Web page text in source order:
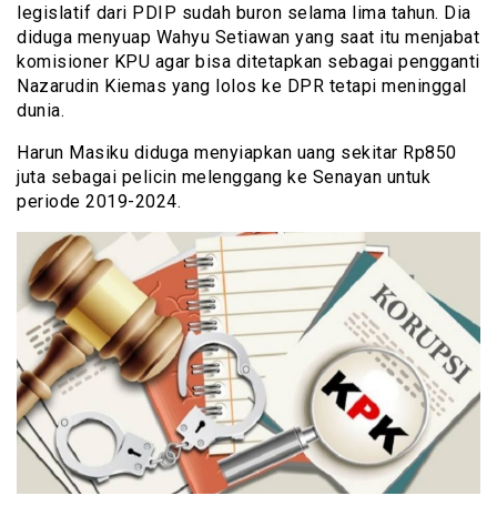
legislatif dari PDIP sudah buron selama lima tahun. Dia
diduga menyuap Wahyu Setiawan yang saat itu menjabat
komisioner KPU agar bisa ditetapkan sebagai pengganti
Nazarudin Kiemas yang lolos ke DPR tetapi meninggal
dunia.
Harun Masiku diduga menyiapkan uang sekitar Rp850
juta sebagai pelicin melenggang ke Senayan untuk
periode 2019-2024.